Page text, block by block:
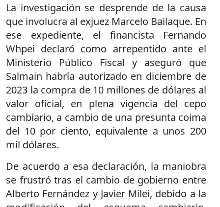
La investigación se desprende de la causa
que involucra al exjuez Marcelo Bailaque. En
ese expediente, el financista Fernando
Whpei declaró como arrepentido ante el
Ministerio Público Fiscal y aseguró que
Salmain habría autorizado en diciembre de
2023 la compra de 10 millones de dólares al
valor oficial, en plena vigencia del cepo
cambiario, a cambio de una presunta coima
del 10 por ciento, equivalente a unos 200
mil dólares.
De acuerdo a esa declaración, la maniobra
se frustró tras el cambio de gobierno entre
Alberto Fernández y Javier Milei, debido a la